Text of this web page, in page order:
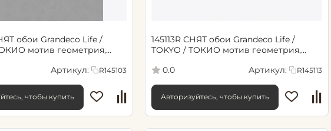
обои Grandeco Life /
мотив геометрия,
Артикул: R145103
чтобы купить
145113R СНЯТ обои Grandeco Life /
TOKYO / ТОКИО мотив геометрия,
0.0
Артикул: R145113
Авторизуйтесь, чтобы купить